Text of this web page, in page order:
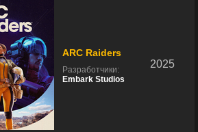
ARC Raiders
Разработчики:
Embark Studios
2025